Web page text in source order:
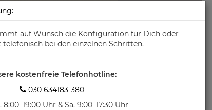
auf Wunsch die Konfiguration für Dich oder
bei den einzelnen Schritten.
kostenfreie Telefonhotline:
 030 634183-380
8:00–19:00 Uhr & Sa. 9:00–17:30 Uhr